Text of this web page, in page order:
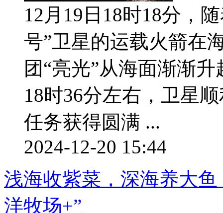
12月19日18时18分，
号”卫星的运载火箭在
团“亮光”从海面渐渐
18时36分左右，卫星
任务获得圆满 ...
2024-12-20 15:44
浅海收紫菜，深海养大
洋牧场+”